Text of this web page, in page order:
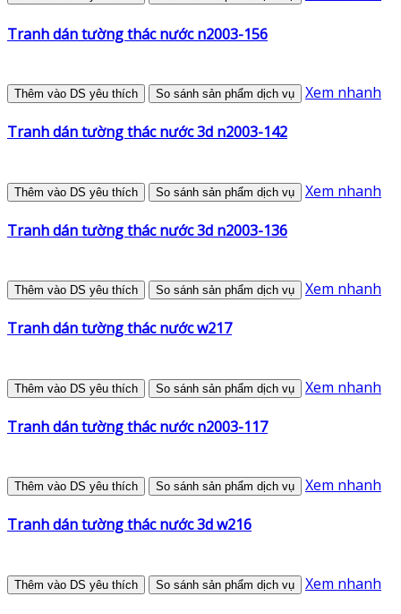
Tranh dán tường thác nước n2003-156
Thêm vào DS yêu thích So sánh sản phẩm dịch vụ Xem nhanh
Tranh dán tường thác nước 3d n2003-142
Thêm vào DS yêu thích So sánh sản phẩm dịch vụ Xem nhanh
Tranh dán tường thác nước 3d n2003-136
Thêm vào DS yêu thích So sánh sản phẩm dịch vụ Xem nhanh
Tranh dán tường thác nước w217
Thêm vào DS yêu thích So sánh sản phẩm dịch vụ Xem nhanh
Tranh dán tường thác nước n2003-117
Thêm vào DS yêu thích So sánh sản phẩm dịch vụ Xem nhanh
Tranh dán tường thác nước 3d w216
Thêm vào DS yêu thích So sánh sản phẩm dịch vụ Xem nhanh